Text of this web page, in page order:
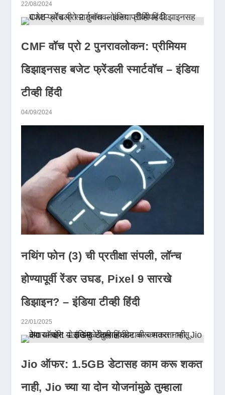
22/08/2024
CMF वॉच प्रो 2 पुनरावलोकन: प्रीमियम
डिझाइनसह बजेट फ्रेंडली स्मार्टवॉच – इंडिया
टीव्ही हिंदी
04/09/2024
नथिंग फोन (3) ची प्रतीक्षा संपली, लॉन्च
होण्यापूर्वी रेंडर उघड, Pixel 9 सारखे
डिझाइन? – इंडिया टीव्ही हिंदी
22/01/2025
Jio ऑफर: 1.5GB डेटासह काम करू शकत
नाही, Jio च्या या दोन योजनांमुळे तुम्हाला